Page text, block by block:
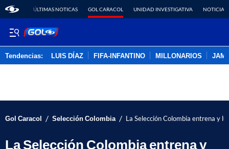
ÚLTIMAS NOTICAS GOL CARACOL UNIDAD INVESTIGATIVA NOTICIAS
Tendencias: LUIS DÍAZ FIFA-INFANTINO MILLONARIOS
Gol Caracol / Selección Colombia / La Selección Colombia entrena y
La Selección Colombia entrena y